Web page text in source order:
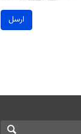
ارسل